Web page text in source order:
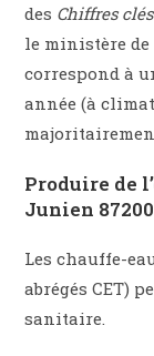
des Chiffres
le ministère
correspond à
année (à
Produire de
Junien 87200
Les chauffe-
abrégés CET)
sanitaire.